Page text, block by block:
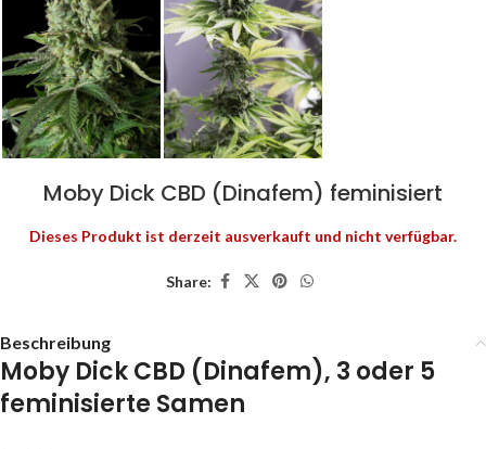
Moby Dick CBD (Dinafem) feminisiert
Dieses Produkt ist derzeit ausverkauft und nicht verfügbar.
Share:
Beschreibung
Moby Dick CBD (Dinafem), 3 oder 5
feminisierte Samen